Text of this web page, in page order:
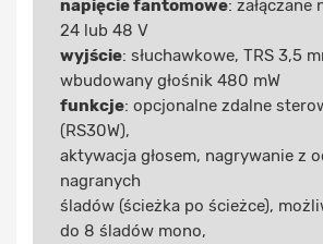
napięcie fantomowe: załączane
24 lub 48 V
wyjście: słuchawkowe, TRS 3,5
wbudowany głośnik 480 mW
funkcje: opcjonalne zdalne
(RS30W),
aktywacja głosem, nagrywanie z
nagranych
śladów (ścieżka po ścieżce),
do 8 śladów mono,